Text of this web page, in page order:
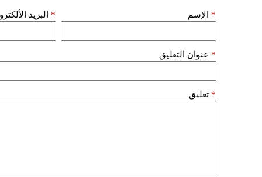
الإسم * البريد *
عنوان التعليق *
تعليق *